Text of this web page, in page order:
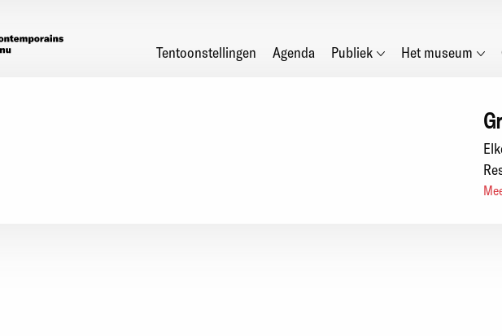
Main
Tentoonstellingen Agenda Publiek Het museum